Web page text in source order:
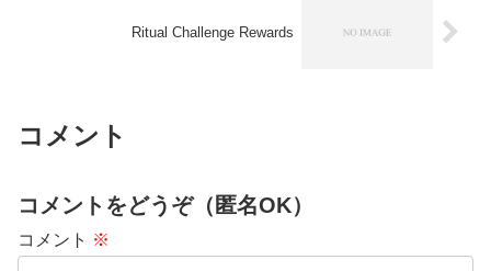
Ritual Challenge Rewards
コメント
コメントをどうぞ（匿名OK）
コメント ※